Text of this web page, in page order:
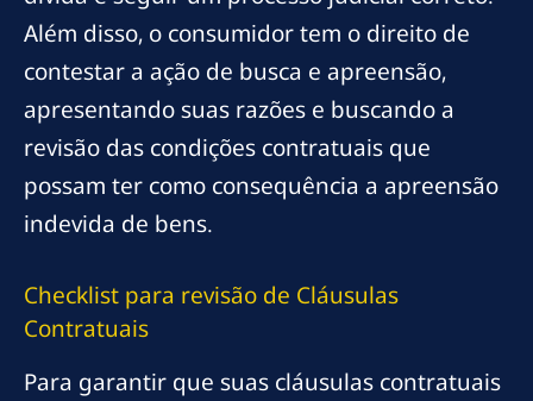
Além disso, o consumidor tem o direito de
contestar a ação de busca e apreensão,
apresentando suas razões e buscando a
revisão das condições contratuais que
possam ter como consequência a apreensão
indevida de bens.
Checklist para revisão de Cláusulas
Contratuais
Para garantir que suas cláusulas contratuais